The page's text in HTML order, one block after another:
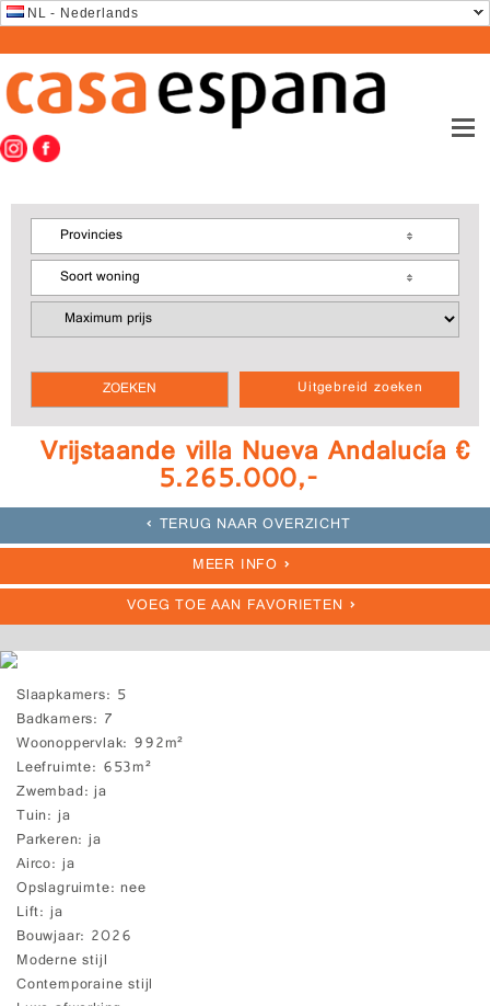
NL - Nederlands
Uitgebreid zoeken
Provincies
Soort woning
Vrijstaande villa Nueva Andalucía €
5.265.000,-
TERUG NAAR OVERZICHT
MEER INFO
VOEG TOE AAN FAVORIETEN
Slaapkamers 5
Badkamers 7
Woonoppervlak 992m²
Leefruimte 653m²
Zwembad ja
Tuin ja
Parkeren ja
Airco ja
Opslagruimte nee
Lift ja
Bouwjaar 2026
Moderne stijl
Contemporaine stijl